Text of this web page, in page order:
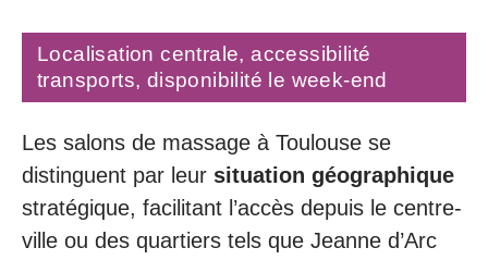
Localisation centrale, accessibilité
transports, disponibilité le week-end
Les salons de massage à Toulouse se
distinguent par leur situation géographique
stratégique, facilitant l’accès depuis le centre-
ville ou des quartiers tels que Jeanne d’Arc